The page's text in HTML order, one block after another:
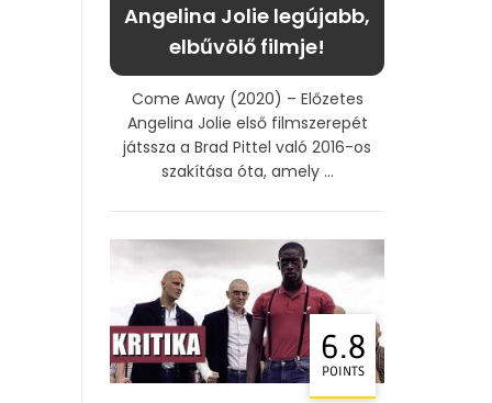
Angelina Jolie legújabb,
elbűvölő filmje!
Come Away (2020) – Előzetes
Angelina Jolie első filmszerepét
játssza a Brad Pittel való 2016-os
szakítása óta, amely ...
6.8
POINTS